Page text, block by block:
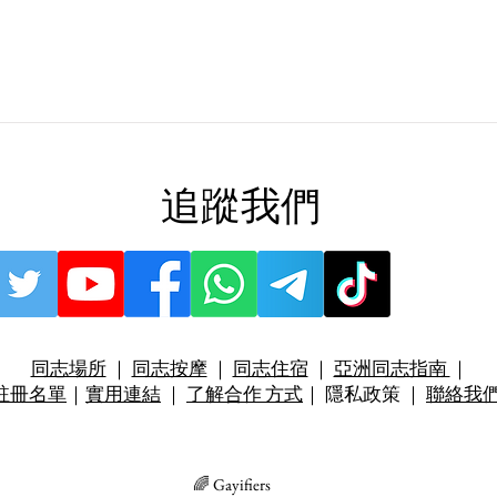
追蹤我們
同志場所｜ 同志按摩｜ 同志住宿 ｜ 亞洲同志指南 ｜
冊名單 ｜ 實用連結 ｜ 了解合作 方式 ｜ 隱私政策 ｜ 聯絡我
🌈 Gayifiers